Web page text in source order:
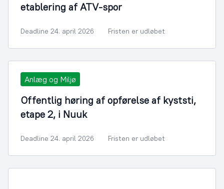
etablering af ATV-spor
Deadline 24. april 2026 Fristen er udløbet
Anlæg og Miljø
Offentlig høring af opførelse af kyststi,
etape 2, i Nuuk
Deadline 24. april 2026 Fristen er udløbet